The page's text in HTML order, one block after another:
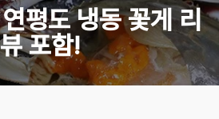
평도 냉동 꽃게 리
뷰 포함!